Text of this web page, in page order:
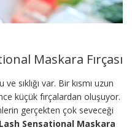
Maskara Fırçası
sıklığı var. Bir kısmı uzun
küçük fırçalardan oluşuyor.
gerçekten çok seveceği
Sensational Maskara